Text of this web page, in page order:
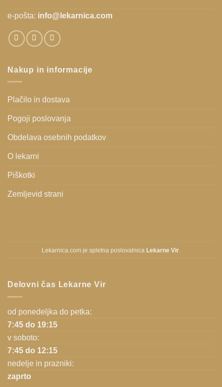
e-pošta: info@lekarnica.com
Nakup in informacije
Plačilo in dostava
Pogoji poslovanja
Obdelava osebnih podatkov
O lekarni
Piškotki
Zemljevid strani
Lekarnica.com je spletna poslovalnica Lekarne Vir
Delovni čas Lekarne Vir
od ponedeljka do petka:
7:45 do 19:15
v soboto:
7:45 do 12:15
nedelje in prazniki:
zaprto